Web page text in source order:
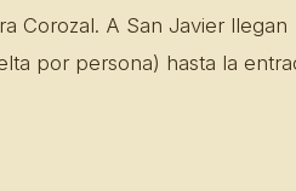
Corozal. A San Javier llegan
por persona) hasta la